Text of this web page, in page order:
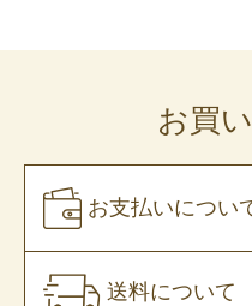
お買
お支払いについ
送料について